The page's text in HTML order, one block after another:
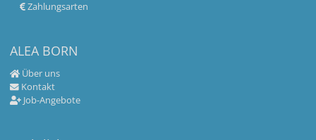
Zahlungsarten
ALEA BORN
Über uns
Kontakt
Job-Angebote